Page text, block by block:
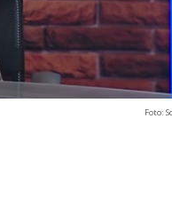
Foto: